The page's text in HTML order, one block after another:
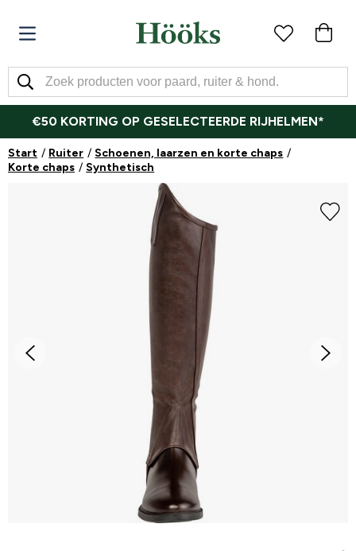
€50 KORTING OP GESELECTEERDE RIJHELMEN*
Start Ruiter
Schoenen, laarzen en korte chaps
Korte chaps
Synthetisch